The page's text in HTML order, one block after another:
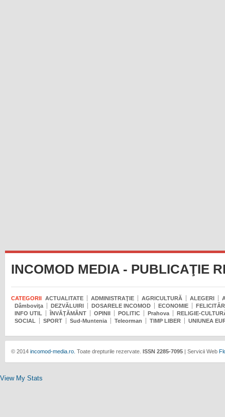
INCOMOD MEDIA - PUBLICAŢIE
CATEGORII ACTUALITATE ADMINISTRAŢIE AGRICULTURĂ ALEGERI
Dâmboviţa
DEZVĂLUIRI DOSARELE INCOMOD ECONOMIE
INFO UTIL
ÎNVĂŢĂMÂNT OPINII POLITIC Prahova
RELIGIE-
SOCIAL
SPORT Sud-Muntenia Teleorman TIMP LIBER UNIUNEA
© 2014incomod-media.ro. Toate drepturile rezervate. ISSN 2285-7095| Servicii Web
View My Stats